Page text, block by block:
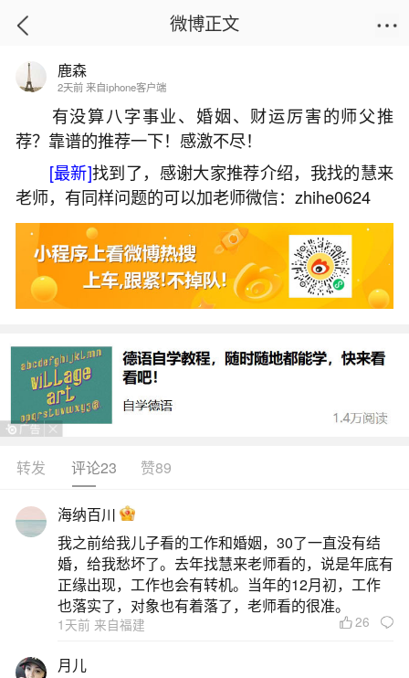
首页
梦见前男友的老婆欺负我
2026-07-08 17:10:26 29 10 赞
生活中像梦见前男友的老婆欺负我都是很常见
的问题，但是小问题不注意可能会引起大麻烦，下
面就这个问题给大家做一些解读：
一、梦见被前男友的老婆
二、梦见被前男友老婆追赶的预兆
本命年的人梦见被前男友老婆追赶，意味着朋
友挑拨是非，被误会或连累，说话谨慎。梦见被前
男友老婆追赶，按周易五行分析，吉祥色彩是绿
色，幸运数字是4，桃花位在东南方向，财位在正北
方向，开运食物是草莓。恋爱中的人梦见被前男友
老婆追赶，说明互相发掘缺点，若能包容对方婚可
微博正文
鹿森
2天前 来自iphone客户端
有没算八字事业、婚姻、财运厉害的师父推
荐？靠谱的推荐一下！感激不尽！
[最新]找到了，感谢大家推荐介绍，我找的慧来
老师，有同样问题的可以加老师微信：zhihe0624
转发 评论23 赞89
海纳百川
我之前给我儿子看的工作和婚姻，30了一直没有结
婚，给我愁坏了。去年找慧来老师看的，说是年底有
正缘出现，工作也会有转机。当年的12月初，工作
也落实了，对象也有着落了，老师看的很准。
1天前 来自福建 26
月儿